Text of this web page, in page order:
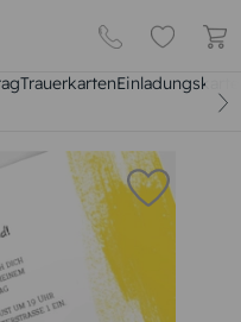
Trauerkarten